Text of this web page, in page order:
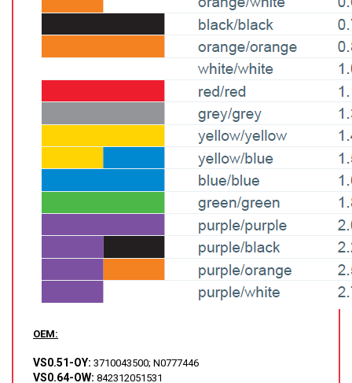
GRAFITOVÉ KELÍMKY
MS/SPM
AFM SONDY
SUBSTRÁTY
KALIBRACE
RAMAN
OEM:
VS0.51-OY: 3710043500; N0777446
VS0.64-OW: 842312051531